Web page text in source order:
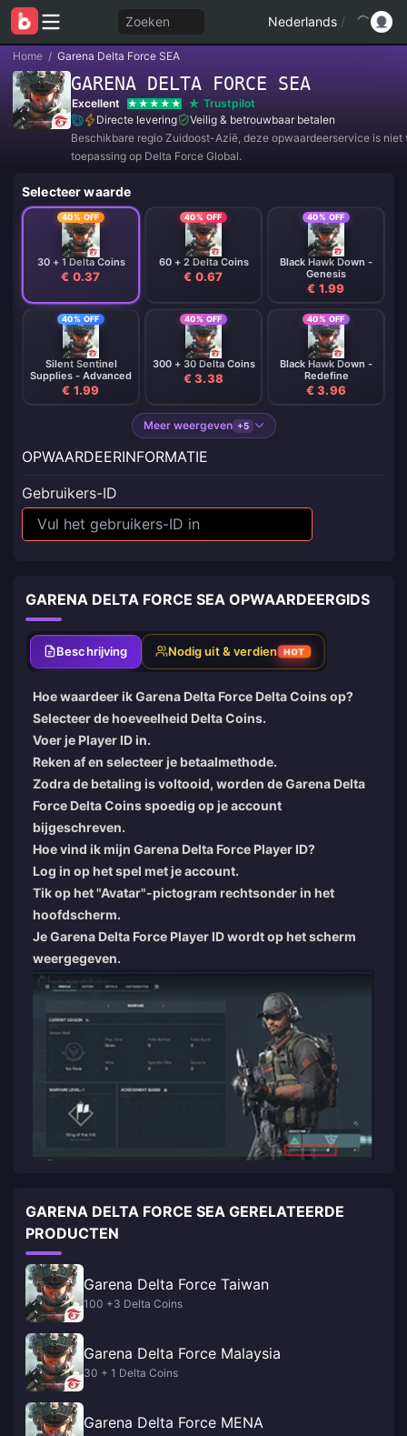
Zoeken Nederlands /
Home / Garena Delta Force SEA
GARENA DELTA FORCE SEA
Excellent
Trustpilot
Directe levering
Veilig & betrouwbaar betalen
Beschikbare regio Zuidoost-Azië, deze opwaardeerservice is niet
toepassing op Delta Force Global.
Selecteer waarde
40% OFF
30 + 1 Delta Coins
€ 0.37
40% OFF
60 + 2 Delta Coins
€ 0.67
40% OFF
Black Hawk Down -
Genesis
€ 1.99
40% OFF
Silent Sentinel
Supplies - Advanced
€ 1.99
40% OFF
300 + 30 Delta Coins
€ 3.38
40% OFF
Black Hawk Down -
Redefine
€ 3.96
Meer weergeven +5
OPWAARDEERINFORMATIE
Gebruikers-ID
GARENA DELTA FORCE SEA OPWAARDEERGIDS
Beschrijving Nodig uit & verdien HOT
Hoe waardeer ik Garena Delta Force Delta Coins op?
Selecteer de hoeveelheid Delta Coins.
Voer je Player ID in.
Reken af en selecteer je betaalmethode.
Zodra de betaling is voltooid, worden de Garena Delta
Force Delta Coins spoedig op je account
bijgeschreven.
Hoe vind ik mijn Garena Delta Force Player ID?
Log in op het spel met je account.
Tik op het "Avatar"-pictogram rechtsonder in het
hoofdscherm.
Je Garena Delta Force Player ID wordt op het scherm
weergegeven.
GARENA DELTA FORCE SEA GERELATEERDE
PRODUCTEN
Garena Delta Force Taiwan
100 +3 Delta Coins
Garena Delta Force Malaysia
30 + 1 Delta Coins
Garena Delta Force MENA